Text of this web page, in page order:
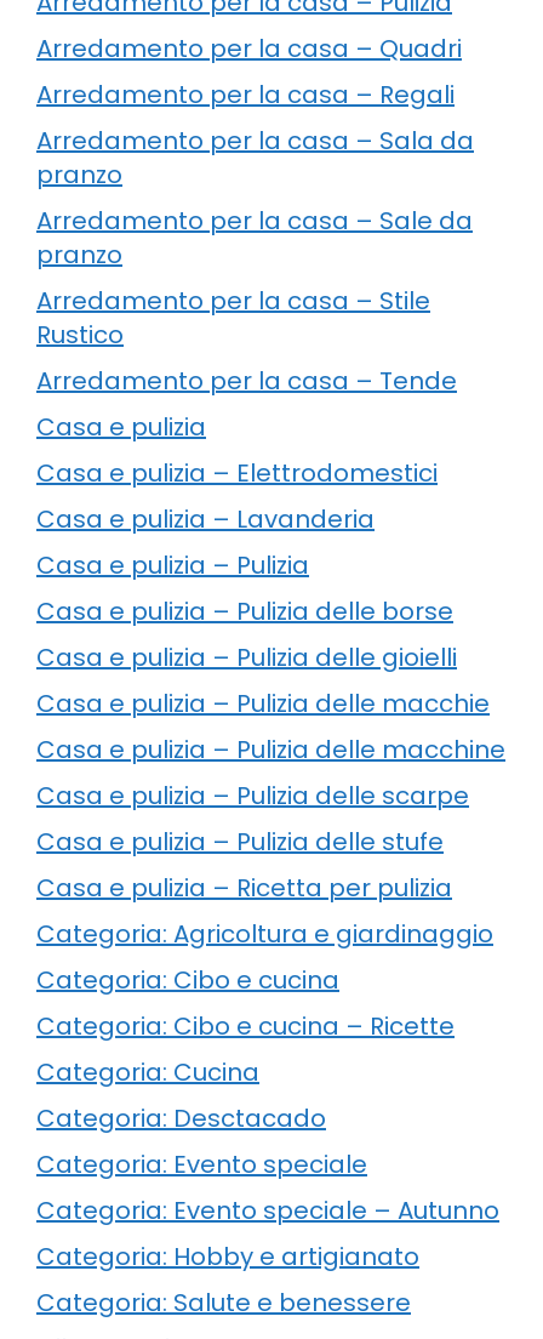
Arredamento per la casa – Quadri
Arredamento per la casa – Regali
Arredamento per la casa – Sala da
pranzo
Arredamento per la casa – Sale da
pranzo
Arredamento per la casa – Stile
Rustico
Arredamento per la casa – Tende
Casa e pulizia
Casa e pulizia – Elettrodomestici
Casa e pulizia – Lavanderia
Casa e pulizia – Pulizia
Casa e pulizia – Pulizia delle borse
Casa e pulizia – Pulizia delle gioielli
Casa e pulizia – Pulizia delle macchie
Casa e pulizia – Pulizia delle macchine
Casa e pulizia – Pulizia delle scarpe
Casa e pulizia – Pulizia delle stufe
Casa e pulizia – Ricetta per pulizia
Categoria: Agricoltura e giardinaggio
Categoria: Cibo e cucina
Categoria: Cibo e cucina – Ricette
Categoria: Cucina
Categoria: Desctacado
Categoria: Evento speciale
Categoria: Evento speciale – Autunno
Categoria: Hobby e artigianato
Categoria: Salute e benessere